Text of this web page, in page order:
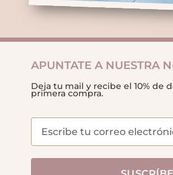
APUNTATE A NUESTRA
Deja tu mail y recibe el 10% de
primera compra.